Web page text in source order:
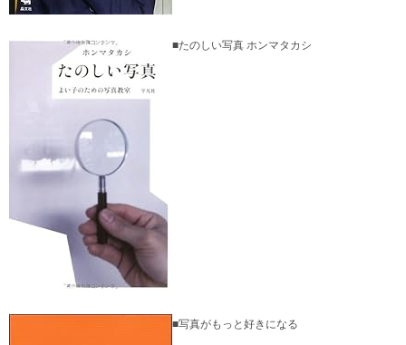
■たのしい写真 ホンマタカシ
■写真がもっと好きになる